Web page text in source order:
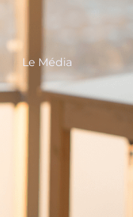
Le Média